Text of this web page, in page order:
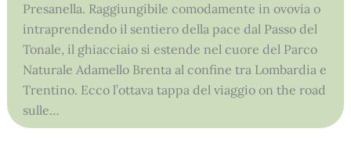
Presanella. Raggiungibile comodamente in ovovia o
intraprendendo il sentiero della pace dal Passo del
Tonale, il ghiacciaio si estende nel cuore del Parco
Naturale Adamello Brenta al confine tra Lombardia e
Trentino. Ecco l’ottava tappa del viaggio on the road
sulle…